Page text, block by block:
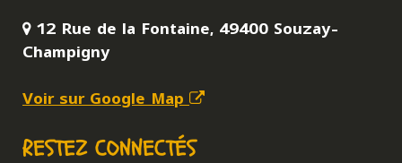
12 Rue de la Fontaine, 49400 Souzay-
Champigny
Voir sur Google Map
RESTEZ CONNECTÉS